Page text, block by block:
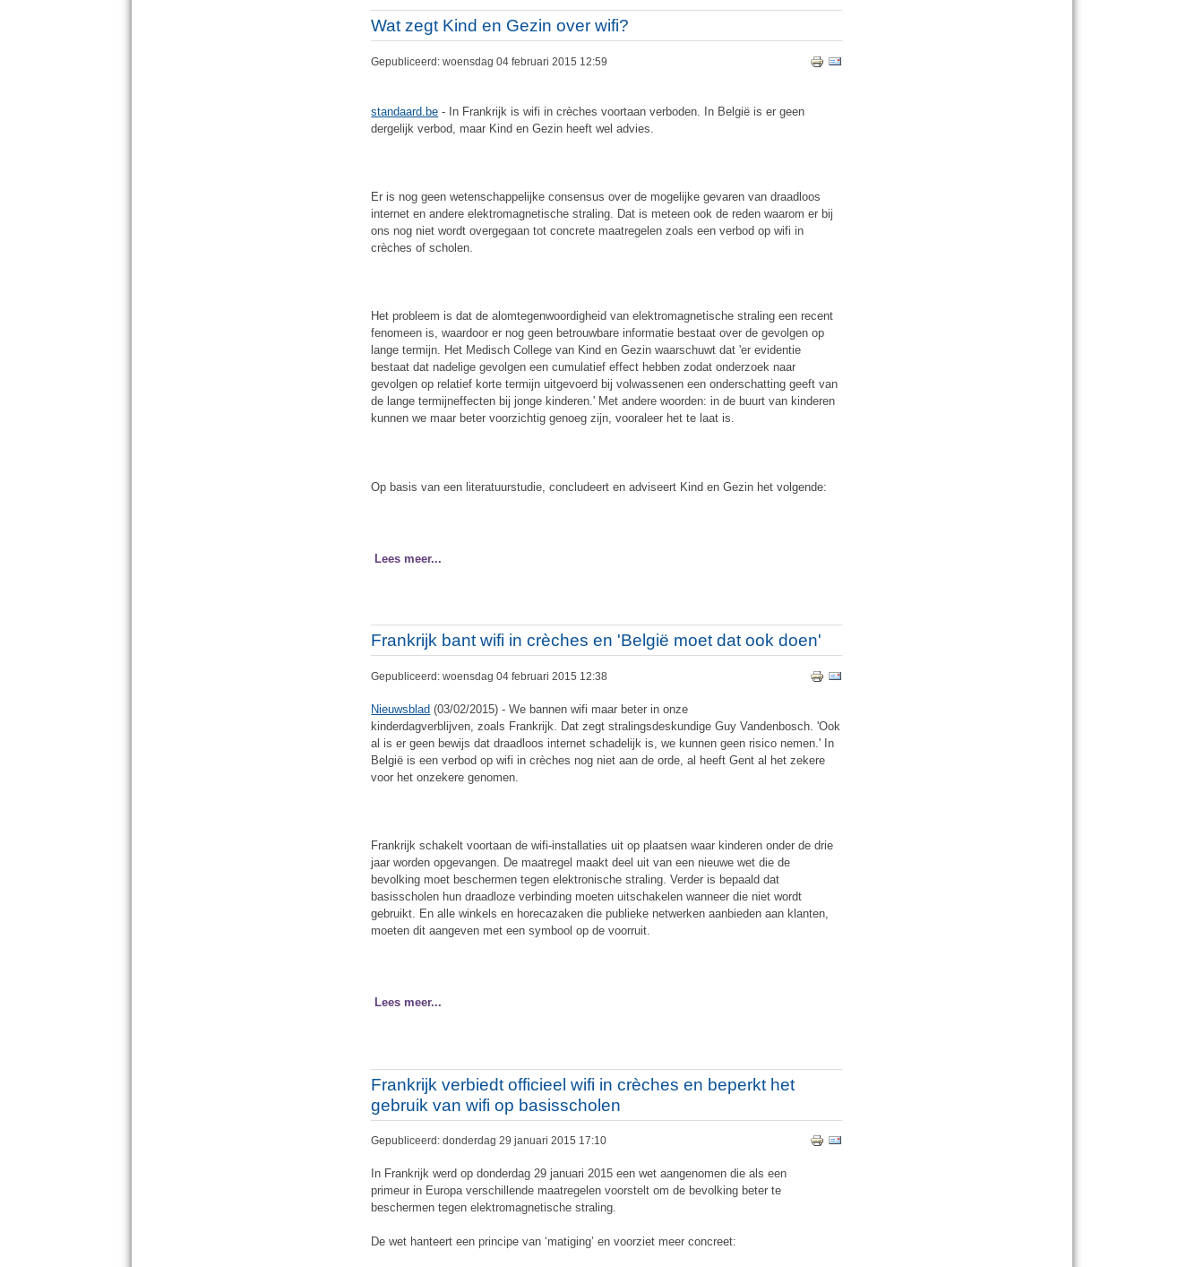
Wat zegt Kind en Gezin over wifi?
Gepubliceerd: woensdag 04 februari 2015 12:59
standaard.be - In Frankrijk is wifi in crèches voortaan verboden. In België is er geen
dergelijk verbod, maar Kind en Gezin heeft wel advies.
Er is nog geen wetenschappelijke consensus over de mogelijke gevaren van draadloos
internet en andere elektromagnetische straling. Dat is meteen ook de reden waarom er bij
ons nog niet wordt overgegaan tot concrete maatregelen zoals een verbod op wifi in
crèches of scholen.
Het probleem is dat de alomtegenwoordigheid van elektromagnetische straling een recent
fenomeen is, waardoor er nog geen betrouwbare informatie bestaat over de gevolgen op
lange termijn. Het Medisch College van Kind en Gezin waarschuwt dat 'er evidentie
bestaat dat nadelige gevolgen een cumulatief effect hebben zodat onderzoek naar
gevolgen op relatief korte termijn uitgevoerd bij volwassenen een onderschatting geeft van
de lange termijneffecten bij jonge kinderen.' Met andere woorden: in de buurt van kinderen
kunnen we maar beter voorzichtig genoeg zijn, vooraleer het te laat is.
Op basis van een literatuurstudie, concludeert en adviseert Kind en Gezin het volgende:
Lees meer...
Frankrijk bant wifi in crèches en 'België moet dat ook doen'
Gepubliceerd: woensdag 04 februari 2015 12:38
Nieuwsblad (03/02/2015) - We bannen wifi maar beter in onze
kinderdagverblijven, zoals Frankrijk. Dat zegt stralingsdeskundige Guy Vandenbosch. 'Ook
al is er geen bewijs dat draadloos internet schadelijk is, we kunnen geen risico nemen.' In
België is een verbod op wifi in crèches nog niet aan de orde, al heeft Gent al het zekere
voor het onzekere genomen.
Frankrijk schakelt voortaan de wifi-installaties uit op plaatsen waar kinderen onder de drie
jaar worden opgevangen. De maatregel maakt deel uit van een nieuwe wet die de
bevolking moet beschermen tegen elektronische straling. Verder is bepaald dat
basisscholen hun draadloze verbinding moeten uitschakelen wanneer die niet wordt
gebruikt. En alle winkels en horecazaken die publieke netwerken aanbieden aan klanten,
moeten dit aangeven met een symbool op de voorruit.
Lees meer...
Frankrijk verbiedt officieel wifi in crèches en beperkt het
gebruik van wifi op basisscholen
Gepubliceerd: donderdag 29 januari 2015 17:10
In Frankrijk werd op donderdag 29 januari 2015 een wet aangenomen die als een
primeur in Europa verschillende maatregelen voorstelt om de bevolking beter te
beschermen tegen elektromagnetische straling.
De wet hanteert een principe van ‘matiging’ en voorziet meer concreet: